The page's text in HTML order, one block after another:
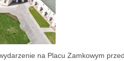
na Placu Zamkowym